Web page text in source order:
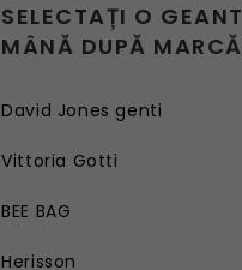
SELECTAȚI O
MÂNĂ DUPĂ MARCĂ
David Jones genti
Vittoria Gotti
BEE BAG
Herisson